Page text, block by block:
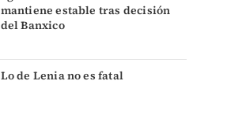
mantiene estable tras decisión
del Banxico
Lo de Lenia no es fatal